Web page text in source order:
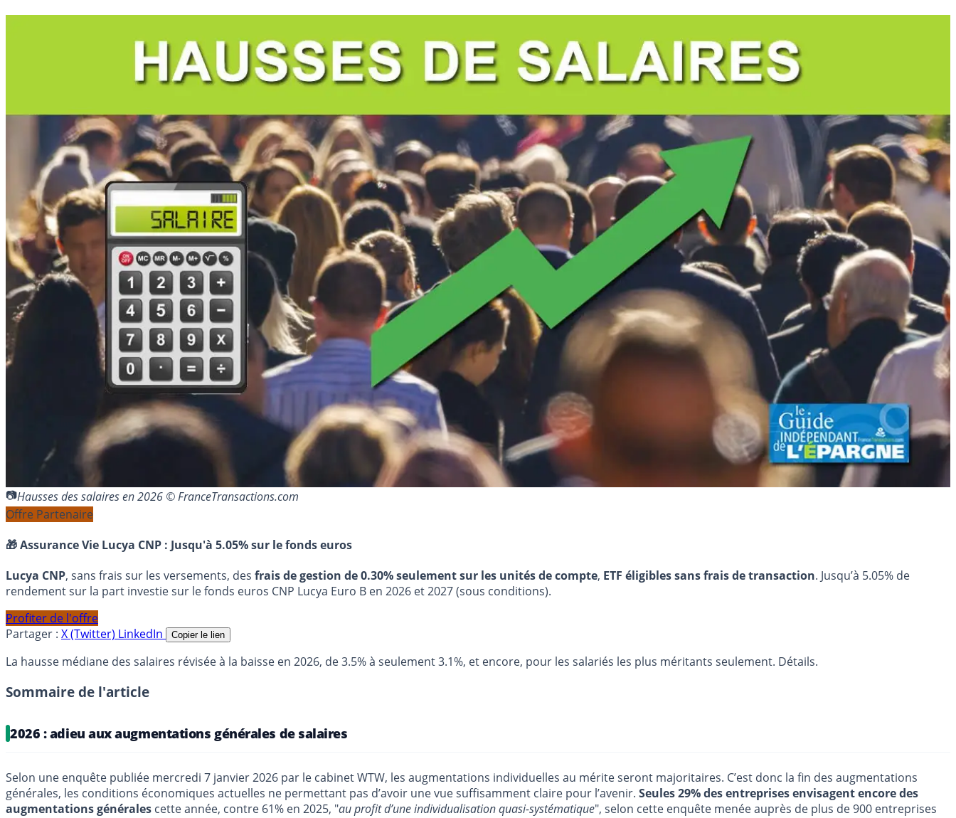
Hausses des salaires en 2026 © FranceTransactions.com
Offre Partenaire
🎁 Assurance Vie Lucya CNP : Jusqu'à 5.05% sur le fonds euros
Lucya CNP, sans frais sur les versements, des frais de gestion de 0.30% seulement sur les unités de compte, ETF éligibles sans frais de transaction. Jusqu’à 5.05% de
rendement sur la part investie sur le fonds euros CNP Lucya Euro B en 2026 et 2027 (sous conditions).
Profiter de l'offre
Partager : X (Twitter) LinkedIn Copier le lien
La hausse médiane des salaires révisée à la baisse en 2026, de 3.5% à seulement 3.1%, et encore, pour les salariés les plus méritants seulement. Détails.
Sommaire de l'article
2026 : adieu aux augmentations générales de salaires
Selon une enquête publiée mercredi 7 janvier 2026 par le cabinet WTW, les augmentations individuelles au mérite seront majoritaires. C’est donc la fin des augmentations
générales, les conditions économiques actuelles ne permettant pas d’avoir une vue suffisamment claire pour l’avenir. Seules 29% des entreprises envisagent encore des
augmentations générales cette année, contre 61% en 2025, "au profit d’une individualisation quasi-systématique", selon cette enquête menée auprès de plus de 900 entreprises